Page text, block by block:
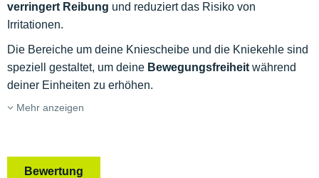
verringert Reibung und reduziert das Risiko von
Irritationen.
Die Bereiche um deine Kniescheibe und die Kniekehle sind
speziell gestaltet, um deine Bewegungsfreiheit während
deiner Einheiten zu erhöhen.
Mehr anzeigen
Bewertung